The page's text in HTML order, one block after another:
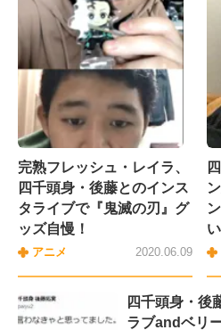
完熟フレッシュ・レイラ、
四千頭身・後藤とのインス
タライブで『鬼滅の刃』グ
ッズ自慢！
アニメ 2020.06.09
四千頭身・後
ラブandベリ